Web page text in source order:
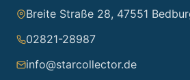
Breite Straße 28, 47551
02821-28987
info@starcollector.de